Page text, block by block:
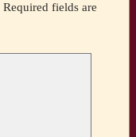
Required fields are